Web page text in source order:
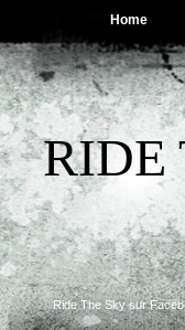
Home
RIDE
Ride The Sky sur